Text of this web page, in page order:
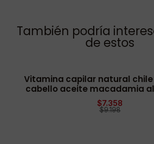
También podría
de estos
-20% OFF
Vitamina capilar natural
cabello aceite macadamia
$7.358
$9.198